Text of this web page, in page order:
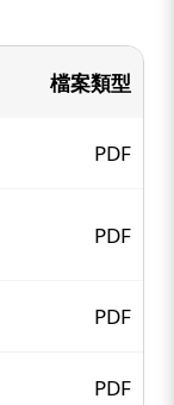
檔案類型
PDF
PDF
PDF
PDF